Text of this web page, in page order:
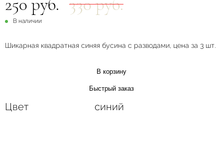
250 руб. 330 руб.
В наличии
Шикарная квадратная синяя бусина с разводами, цена за 3 шт.
В корзину
Быстрый заказ
Цвет синий